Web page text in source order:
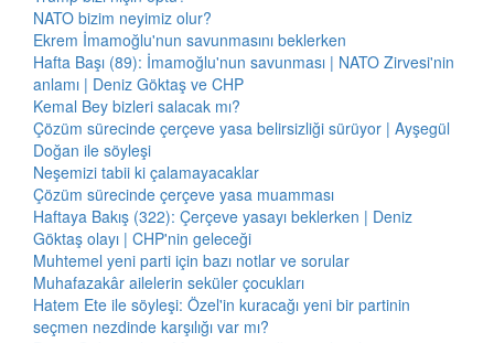
NATO bizim neyimiz olur?
Ekrem İmamoğlu'nun savunmasını beklerken
Hafta Başı (89): İmamoğlu'nun savunması | NATO Zirvesi'nin
anlamı | Deniz Göktaş ve CHP
Kemal Bey bizleri salacak mı?
Çözüm sürecinde çerçeve yasa belirsizliği sürüyor | Ayşegül
Doğan ile söyleşi
Neşemizi tabii ki çalamayacaklar
Çözüm sürecinde çerçeve yasa muamması
Haftaya Bakış (322): Çerçeve yasayı beklerken | Deniz
Göktaş olayı | CHP'nin geleceği
Muhtemel yeni parti için bazı notlar ve sorular
Muhafazakâr ailelerin seküler çocukları
Hatem Ete ile söyleşi: Özel'in kuracağı yeni bir partinin
seçmen nezdinde karşılığı var mı?